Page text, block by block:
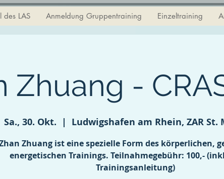
des LAS Anmeldung Gruppentraining Einzeltraining
Zhuang -
Sa., 30. Okt.
  |
Ludwigshafen am Rhein, ZAR St.
Zhuang ist eine spezielle Form des körperlichen,
energetischen Trainings. Teilnahmegebühr: 100,-
Trainingsanleitung)